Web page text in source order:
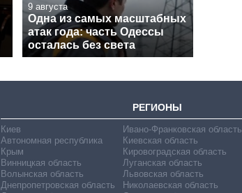
9 августа
Одна из самых масштабных
атак года: часть Одессы
осталась без света
РЕГИОНЫ
Киев
Автономная республика
Крым
Винницкая область
Волынская область
Днепропетровская область
Ивано-Франковская область
Киевская область
Кировоградская область
Луганская область
Львовская область
Николаевская область